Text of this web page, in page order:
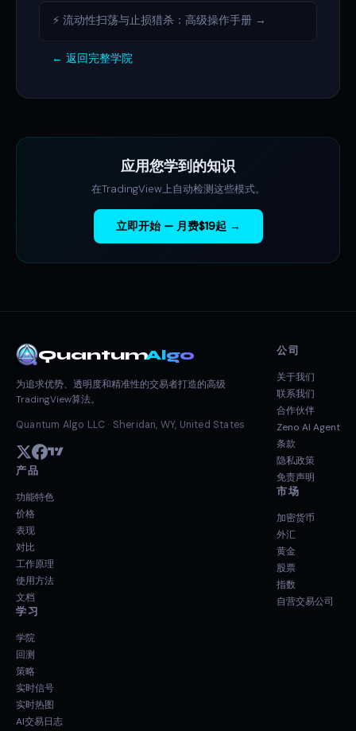
⚡ 流动性扫荡与止损猎杀：高级操作手册 →
← 返回完整学院
应用您学到的知识
在TradingView上自动检测这些模式。
立即开始 — 月费$19起 →
QuantumAlgo
为追求优势、透明度和精准性的交易者打造的高级
TradingView算法。
Quantum Algo LLC · Sheridan, WY, United States
产品
功能特色
价格
表现
对比
工作原理
使用方法
文档
学习
学院
回测
策略
实时信号
实时热图
AI交易日志
公司
关于我们
联系我们
合作伙伴
Zeno AI Agent
条款
隐私政策
免责声明
市场
加密货币
外汇
黄金
股票
指数
自营交易公司